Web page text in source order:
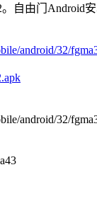
自由门Android
android/32/
android/32/